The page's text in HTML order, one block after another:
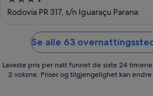
out
Rodovia PR 317, s/n Iguaraçu Parana
Se alle 63
Laveste pris per natt funnet de siste 24
2 voksne. Priser og tilgjengelighet kan